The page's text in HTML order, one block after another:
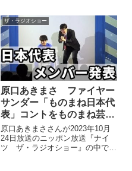
番組の前任者だった内海ゆたおさ
んについて、話していました。
ザ・ラジオショー
原口あきまさ ファイヤー
サンダー「ものまね日本代
表」コントをものまね芸人
目線で語る
原口あきまささんが2023年10月
24日放送のニッポン放送『ナイ
ツ ザ・ラジオショー』の中でフ